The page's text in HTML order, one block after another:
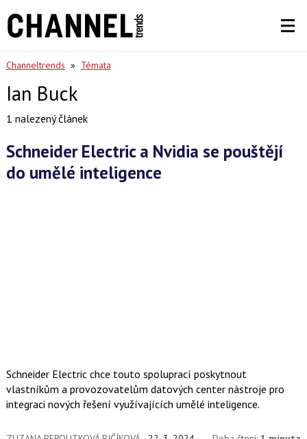
Channeltrends » Témata
Ian Buck
1 nalezený článek
Schneider Electric a Nvidia se pouštějí
do umělé inteligence
Schneider Electric chce touto spoluprací poskytnout
vlastníkům a provozovatelům datových center nástroje pro
integraci nových řešení využívajících umělé inteligence.